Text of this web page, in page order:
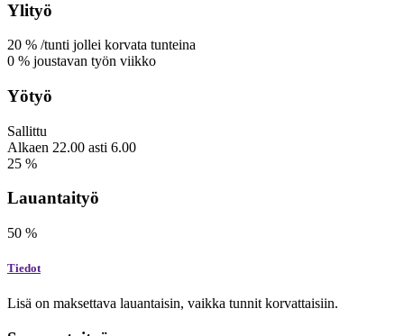
Ylityö
20 % /tunti jollei korvata tunteina
0 % joustavan työn viikko
Yötyö
Sallittu
Alkaen 22.00 asti 6.00
25 %
Lauantaityö
50 %
Tiedot
Lisä on maksettava lauantaisin, vaikka tunnit korvattaisiin.